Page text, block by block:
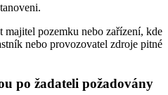
pozemku nebo zařízení, kde
nebo provozovatel zdroje pitné
po žadateli požadovány